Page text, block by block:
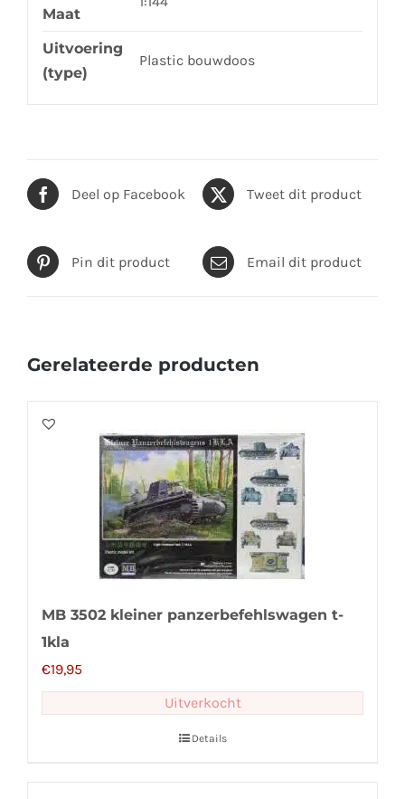
Maat
Uitvoering
(type)
Plastic bouwdoos
Deel op Facebook Tweet dit product
Pin dit product Email dit product
Gerelateerde producten
MB 3502 kleiner panzerbefehlswagen t-
1kla
€19,95
Uitverkocht
Details